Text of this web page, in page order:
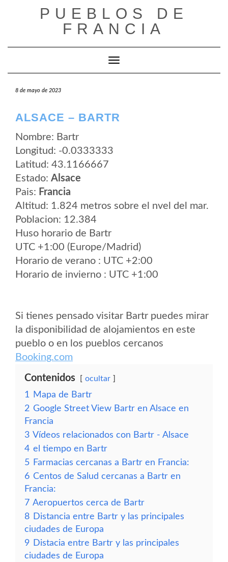
PUEBLOS DE
FRANCIA
Cambiar modo de navegación
8 de mayo de 2023
ALSACE – BARTR
Nombre: Bartr
Longitud: -0.0333333
Latitud: 43.1166667
Estado: Alsace
Pais: Francia
Altitud: 1.824 metros sobre el nvel del mar.
Poblacion: 12.384
Huso horario de Bartr
UTC +1:00 (Europe/Madrid)
Horario de verano : UTC +2:00
Horario de invierno : UTC +1:00
Si tienes pensado visitar Bartr puedes mirar
la disponibilidad de alojamientos en este
pueblo o en los pueblos cercanos
Booking.com
Contenidos ocultar
1
Mapa de Bartr
2 Google Street View Bartr en Alsace en
Francia
3 Vídeos relacionados con Bartr - Alsace
4 el tiempo en Bartr
5 Farmacias cercanas a Bartr en Francia:
6 Centos de Salud cercanas a Bartr en
Francia:
7 Aeropuertos cerca de Bartr
8 Distancia entre Bartr y las principales
ciudades de Europa
9 Distacia entre Bartr y las principales
ciudades de Europa